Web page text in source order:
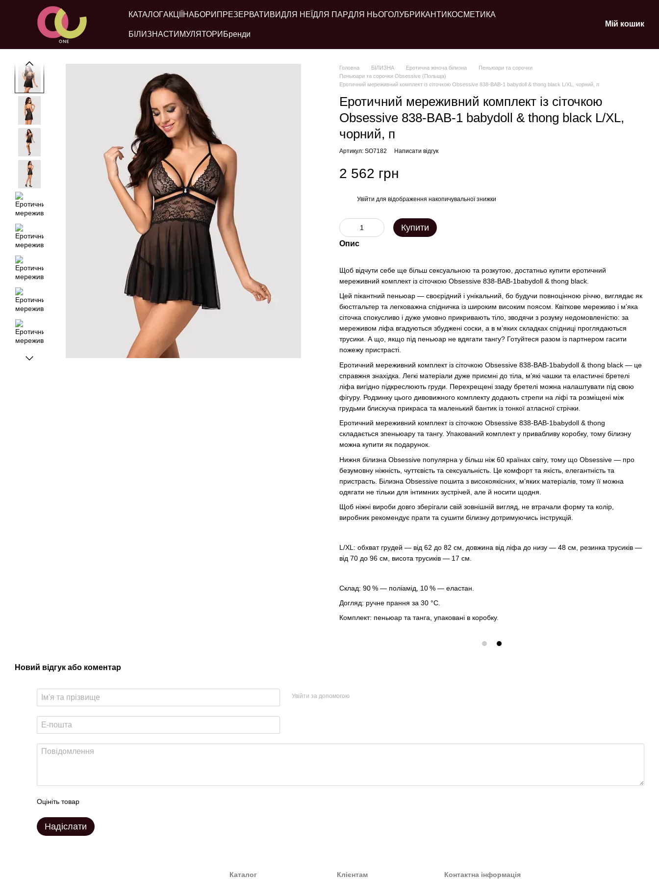
Перейти до основного контенту
КАТАЛОГАКЦІЇ НАБОРИ ПРЕЗЕРВАТИВИДЛЯ НЕЇ ДЛЯ ПАРДЛЯ НЬОГОЛУБРИКАНТИ КОСМЕТИКА
БІЛИЗНАСТИМУЛЯТОРИ Бренди
Мій кошик
Головна БІЛИЗНА Еротична жіноча білизна
Пеньюари та сорочки
Пеньюари та сорочки Obsessive (Польща)
Еротичний мереживний комплект із сіточкою Obsessive 838-BAB-1 babydoll & thong black L/XL, чорний, п
Еротичний мереживний комплект із сіточкою
Obsessive 838-BAB-1 babydoll & thong black L/XL,
чорний, п
Артикул: SO7182 Написати відгук
2 562 грн
Увійти для відображення накопичувальної знижки
Купити
Опис
Щоб відчути себе ще більш сексуальною та розкутою, достатньо купити еротичний
мереживний комплект із сіточкою Obsessive 838-BAB-1babydoll & thong black.
Цей пікантний пеньюар — своєрідний і унікальний, бо будучи повноцінною річчю, виглядає як
бюстгальтер та легковажна спідничка із широким високим поясом. Квіткове мереживо і м’яка
сіточка спокусливо і дуже умовно прикривають тіло, зводячи з розуму недомовленістю: за
мереживом ліфа вгадуються збуджені соски, а в м’яких складках спідниці проглядаються
трусики. А що, якщо під пеньюар не вдягати тангу? Готуйтеся разом із партнером гасити
пожежу пристрасті.
Еротичний мереживний комплект із сіточкою Obsessive 838-BAB-1babydoll & thong black — це
справжня знахідка. Легкі матеріали дуже приємні до тіла, м’які чашки та еластичні бретелі
ліфа вигідно підкреслюють груди. Перехрещені ззаду бретелі можна налаштувати під свою
фігуру. Родзинку цього дивовижного комплекту додають стрепи на ліфі та розміщені між
грудьми блискуча прикраса та маленький бантик із тонкої атласної стрічки.
Еротичний мереживний комплект із сіточкою Obsessive 838-BAB-1babydoll & thong
складається зпеньюару та тангу. Упакований комплект у привабливу коробку, тому білизну
можна купити як подарунок.
Нижня білизна Obsessive популярна у більш ніж 60 країнах світу, тому що Obsessive — про
безумовну ніжність, чуттєвість та сексуальність. Це комфорт та якість, елегантність та
пристрасть. Білизна Obsessive пошита з високоякісних, м’яких матеріалів, тому її можна
одягати не тільки для інтимних зустрічей, але й носити щодня.
Щоб ніжні вироби довго зберігали свій зовнішній вигляд, не втрачали форму та колір,
виробник рекомендує прати та сушити білизну дотримуючись інструкцій.
L/XL: обхват грудей — від 62 до 82 см, довжина від ліфа до низу — 48 см, резинка трусиків —
від 70 до 96 см, висота трусиків — 17 см.
Склад: 90 % — поліамід, 10 % — еластан.
Догляд: ручне прання за 30 °C.
Комплект: пеньюар та танга, упаковані в коробку.
Новий відгук або коментар
Увійти за допомогою
Оцініть товар
Надіслати
Каталог Клієнтам Контактна інформація